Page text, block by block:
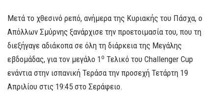
Μετά το χθεσινό ρεπό, ανήμερα της Κυριακής του Πάσχα, ο
Απόλλων Σμύρνης ξανάρχισε την προετοιμασία του, που τη
διεξήγαγε αδιάκοπα σε όλη τη διάρκεια της Μεγάλης
εβδομάδας, για τον μεγάλο 1ο Τελικό του Challenger Cup
ενάντια στην ισπανική Τεράσα την προσεχή Τετάρτη 19
Απριλίου στις 19:45 στο Σεράφειο.